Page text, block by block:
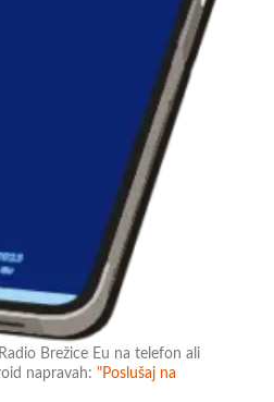
Brežice Eu na telefon ali
napravah:"Poslušaj na